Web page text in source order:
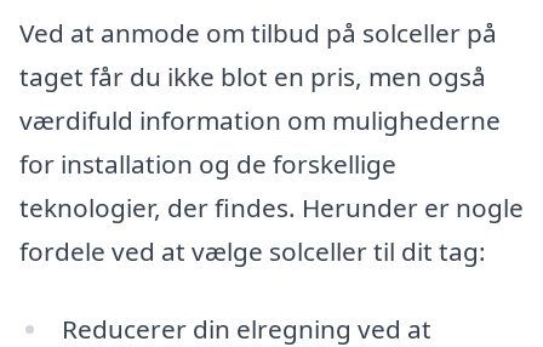
Ved at anmode om tilbud på solceller på
taget får du ikke blot en pris, men også
værdifuld information om mulighederne
for installation og de forskellige
teknologier, der findes. Herunder er nogle
fordele ved at vælge solceller til dit tag:
Reducerer din elregning ved at